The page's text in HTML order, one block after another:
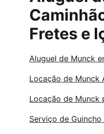
Fretes e
Aluguel de Munck
Locação de Munck
Locação de Munck
Serviço de